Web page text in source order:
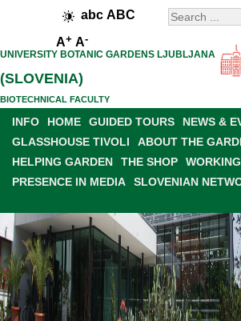
abc ABC
A+ A-
UNIVERSITY BOTANIC GARDENS LJUBLJANA
(SLOVENIA)
BIOTECHNICAL FACULTY
INFO HOME GUIDED TOURS NEWS &
GLASSHOUSE TIVOLI
ABOUT THE
HELPING GARDEN
THE SHOP
PRESENCE IN MEDIA
SLOVENIAN